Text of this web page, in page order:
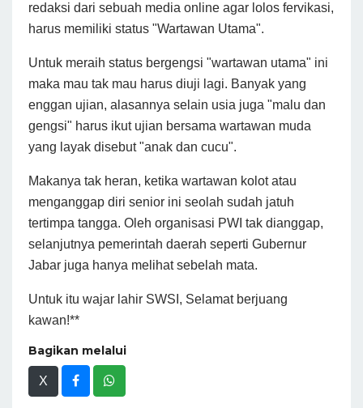
redaksi dari sebuah media online agar lolos fervikasi,
harus memiliki status "Wartawan Utama".
Untuk meraih status bergengsi "wartawan utama" ini
maka mau tak mau harus diuji lagi. Banyak yang
enggan ujian, alasannya selain usia juga "malu dan
gengsi" harus ikut ujian bersama wartawan muda
yang layak disebut "anak dan cucu".
Makanya tak heran, ketika wartawan kolot atau
menganggap diri senior ini seolah sudah jatuh
tertimpa tangga. Oleh organisasi PWI tak dianggap,
selanjutnya pemerintah daerah seperti Gubernur
Jabar juga hanya melihat sebelah mata.
Untuk itu wajar lahir SWSI, Selamat berjuang
kawan!**
Bagikan melalui
X